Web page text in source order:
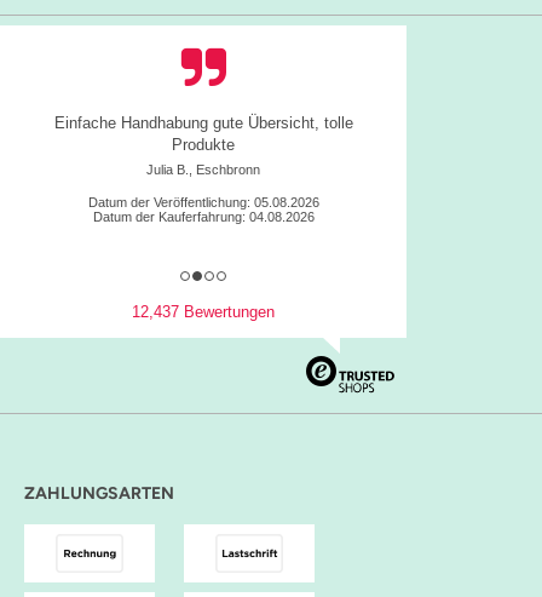
Einfache Handhabung gute Übersicht, tolle
Produkte
Julia B., Eschbronn
Datum der Veröffentlichung: 05.08.2026
Datum der Kauferfahrung: 04.08.2026
12,437 Bewertungen
ZAHLUNGSARTEN